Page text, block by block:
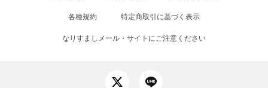
各種規約 特定商取引に基づく表示
なりすましメール・サイトにご注意ください